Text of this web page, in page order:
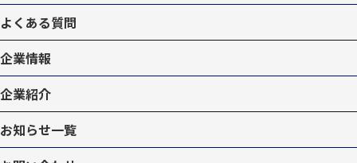
よくある質問
企業情報
企業紹介
お知らせ一覧